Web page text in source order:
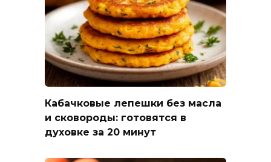
Кабачковые лепешки без масла
и сковороды: готовятся в
духовке за 20 минут